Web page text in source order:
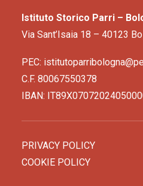
Istituto Storico Parri –
Via Sant’Isaia 18 – 40123
PEC:
C.F. 80067550378
IBAN:
PRIVACY POLICY
COOKIE POLICY